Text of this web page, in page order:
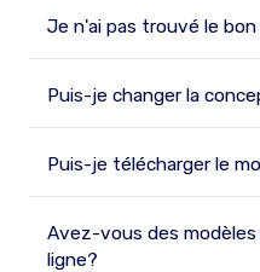
Je n'ai pas trouvé le
Puis-je changer la
Puis-je télécharger le
Avez-vous des
ligne?